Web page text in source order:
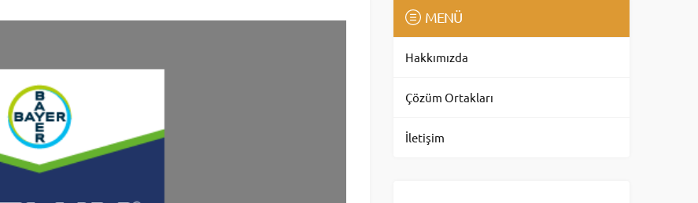
MENÜ
Hakkımızda
Çözüm Ortakları
İletişim